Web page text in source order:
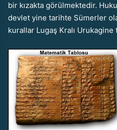
bir kızakta görülmektedir.
devlet yine tarihte Sümerler
kurallar Lugaş Kralı